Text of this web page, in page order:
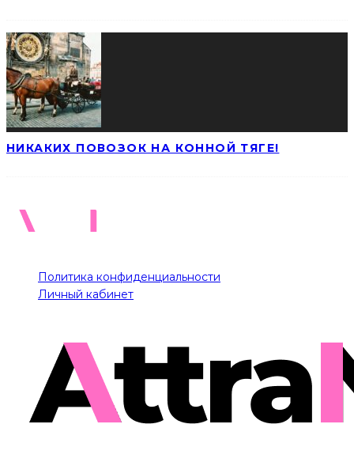
НИКАКИХ ПОВОЗОК НА КОННОЙ ТЯГЕ!
Политика конфиденциальности
Личный кабинет